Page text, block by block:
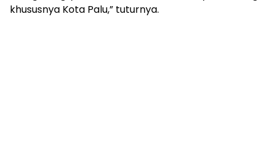
khususnya Kota Palu,” tuturnya.